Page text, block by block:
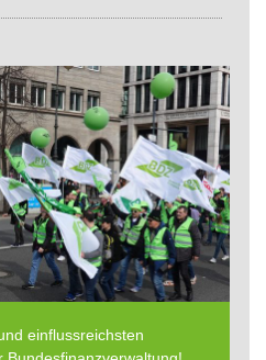
einflussreichsten